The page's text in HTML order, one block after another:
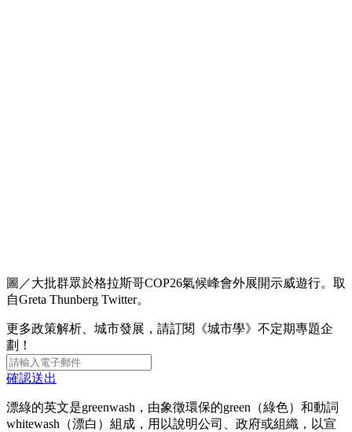
圖／大批群眾於格拉斯哥COP26氣候峰會外展開示威遊行。取
自Greta Thunberg Twitter。
更多政策解析、城市發展，請訂閱《城市學》不定期專題企
劃！
確認送出
漂綠的英文是greenwash，由象徵環保的green（綠色）和動詞
whitewash（漂白）組成，用以說明公司、政府或組織，以宣